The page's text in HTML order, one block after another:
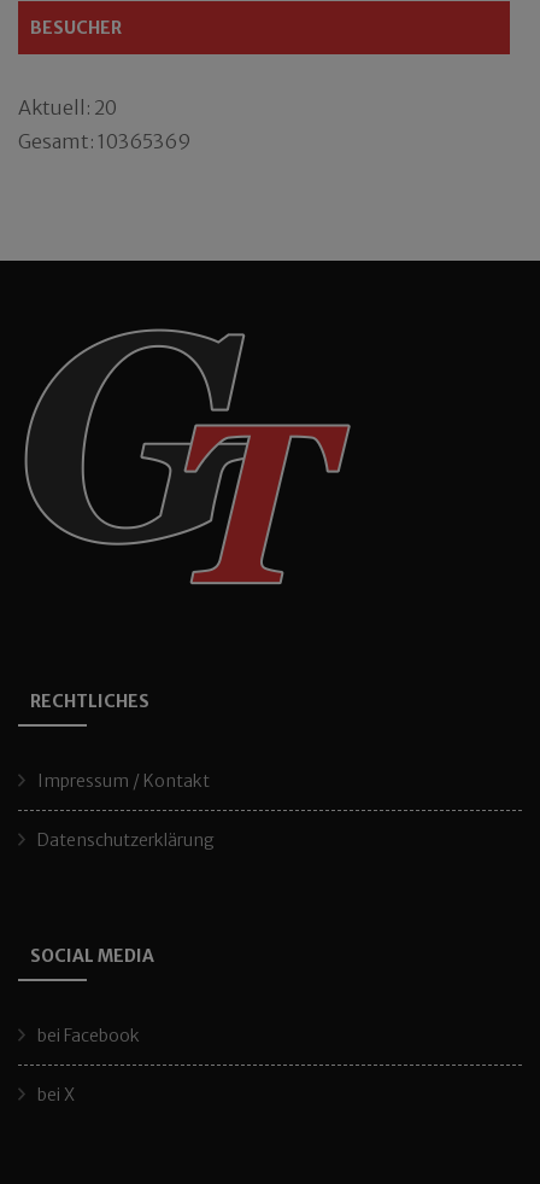
BESUCHER
Aktuell: 20
Gesamt: 10365369
RECHTLICHES
Impressum / Kontakt
Datenschutzerklärung
SOCIAL MEDIA
bei Facebook
bei X